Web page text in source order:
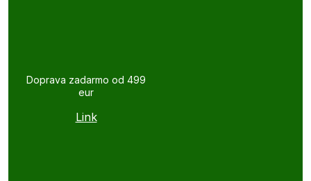
Doprava zadarmo od 499
eur
Link